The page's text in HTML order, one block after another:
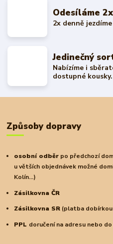
Odesíláme
2x denně
Jedinečný
Nabízíme i
dostupné kousky.
Způsoby dopravy
osobní odběr po předchozí
u větších objednávek možné
Kolín...)
Zásilkovna ČR
Zásilkovna SR (platba dobírkou
PPL doručení na adresu nebo